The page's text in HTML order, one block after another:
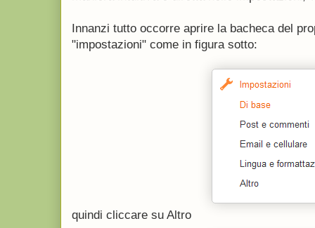
Innanzi tutto occorre aprire la bacheca del
"impostazioni" come in figura sotto:
quindi cliccare su Altro